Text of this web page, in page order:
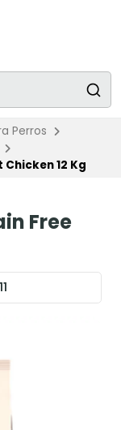
Perros
12 Kg
Free
11